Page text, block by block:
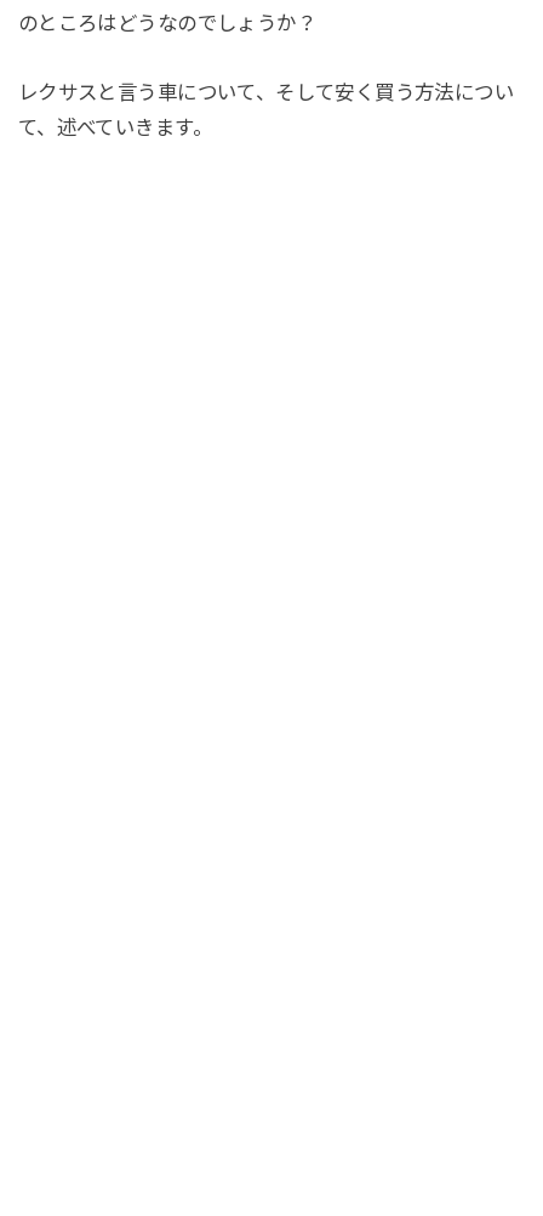
のところはどうなのでしょうか？
レクサスと言う車について、そして安く買う方法につい
て、述べていきます。